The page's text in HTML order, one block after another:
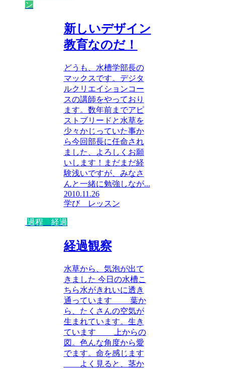
ン
新しいデザイン
教育なのだ！
どうも、水槽学部長の
マックスです。デジタ
ルクリエイションコー
スの講師をやっており
ます。数年前までアピ
ストブリードと水草を
少々かじっていた事か
ら今回部長に任命され
ました、よろしくお願
いします！まだまだ経
験浅いですが、みなさ
んと一緒に勉強しなが...
2010.11.26
学び レッスン
過程 経過
経過観察
水草から、気泡が出て
きました 今日の水槽こ
ちら水がきれいに透き
通っています 葉か
ら、たくさんの空気が
生まれています。生き
ています 上からの
図。色んな角度から愛
でます。命を感じます
よく見ると、茎か